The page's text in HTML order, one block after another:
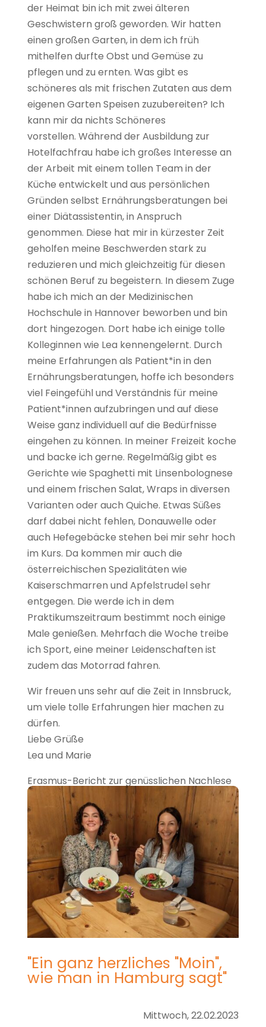
der Heimat bin ich mit zwei älteren
Geschwistern groß geworden. Wir hatten
einen großen Garten, in dem ich früh
mithelfen durfte Obst und Gemüse zu
pflegen und zu ernten. Was gibt es
schöneres als mit frischen Zutaten aus dem
eigenen Garten Speisen zuzubereiten? Ich
kann mir da nichts Schöneres
vorstellen. Während der Ausbildung zur
Hotelfachfrau habe ich großes Interesse an
der Arbeit mit einem tollen Team in der
Küche entwickelt und aus persönlichen
Gründen selbst Ernährungsberatungen bei
einer Diätassistentin, in Anspruch
genommen. Diese hat mir in kürzester Zeit
geholfen meine Beschwerden stark zu
reduzieren und mich gleichzeitig für diesen
schönen Beruf zu begeistern. In diesem Zuge
habe ich mich an der Medizinischen
Hochschule in Hannover beworben und bin
dort hingezogen. Dort habe ich einige tolle
Kolleginnen wie Lea kennengelernt. Durch
meine Erfahrungen als Patient*in in den
Ernährungsberatungen, hoffe ich besonders
viel Feingefühl und Verständnis für meine
Patient*innen aufzubringen und auf diese
Weise ganz individuell auf die Bedürfnisse
eingehen zu können. In meiner Freizeit koche
und backe ich gerne. Regelmäßig gibt es
Gerichte wie Spaghetti mit Linsenbolognese
und einem frischen Salat, Wraps in diversen
Varianten oder auch Quiche. Etwas Süßes
darf dabei nicht fehlen, Donauwelle oder
auch Hefegebäcke stehen bei mir sehr hoch
im Kurs. Da kommen mir auch die
österreichischen Spezialitäten wie
Kaiserschmarren und Apfelstrudel sehr
entgegen. Die werde ich in dem
Praktikumszeitraum bestimmt noch einige
Male genießen. Mehrfach die Woche treibe
ich Sport, eine meiner Leidenschaften ist
zudem das Motorrad fahren.
Wir freuen uns sehr auf die Zeit in Innsbruck,
um viele tolle Erfahrungen hier machen zu
dürfen.
Liebe Grüße
Lea und Marie
Erasmus-Bericht zur genüsslichen Nachlese
mit einem Klick
"Ein ganz herzliches "Moin",
wie man in Hamburg sagt"
Mittwoch, 22.02.2023